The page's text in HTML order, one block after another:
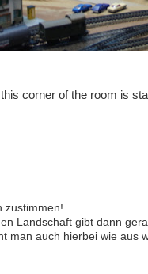
corner of the room is
zustimmen!
Landschaft gibt dann
man auch hierbei wie aus